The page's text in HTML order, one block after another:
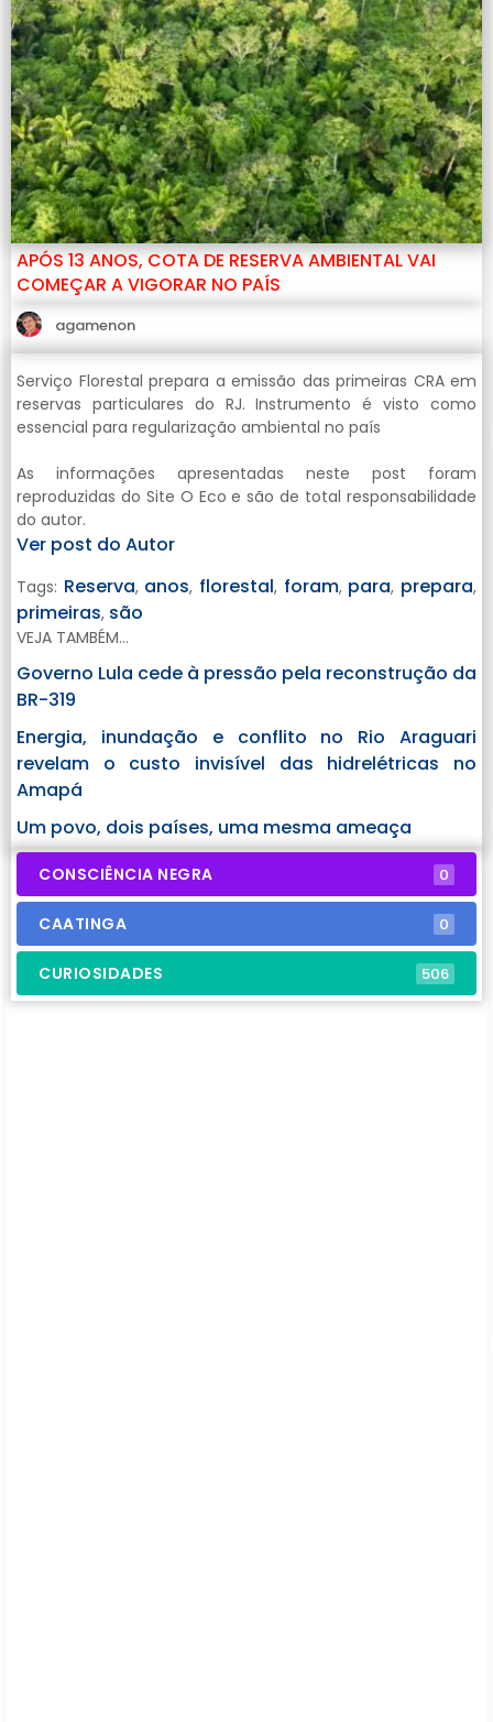
APÓS 13 ANOS, COTA DE RESERVA AMBIENTAL VAI
COMEÇAR A VIGORAR NO PAÍS
agamenon
Serviço Florestal prepara a emissão das primeiras CRA em
reservas particulares do RJ. Instrumento é visto como
essencial para regularização ambiental no país
As informações apresentadas neste post foram
reproduzidas do Site O Eco e são de total responsabilidade
do autor.
Ver post do Autor
Tags: Reserva, anos, florestal, foram, para, prepara,
primeiras, são
VEJA TAMBÉM...
Governo Lula cede à pressão pela reconstrução da
BR-319
Energia, inundação e conflito no Rio Araguari
revelam o custo invisível das hidrelétricas no
Amapá
Um povo, dois países, uma mesma ameaça
CONSCIÊNCIA NEGRA 0
CAATINGA 0
CURIOSIDADES 506